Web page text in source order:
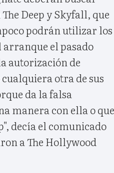
Deep y Skyfall, que
podrán utilizar los
el pasado
autorización de
otra de sus
da la falsa
manera con ella o que
decía el comunicado
a The Hollywood